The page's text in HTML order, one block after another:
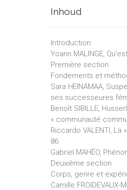
Inhoud
Introduction
Yoann MALINGE,
Première section
Fondements et
Sara HEINÄMAA,
ses successeures
Benoît SIBILLE,
« communauté
Riccardo VALENTI,
86
Gabriel MAHÉO,
Deuxième section
Corps, genre et
Camille